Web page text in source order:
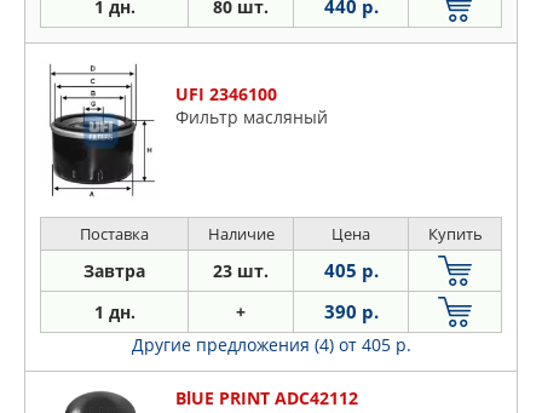
1 дн. 80 шт. 440 р.
UFI 2346100
Фильтр масляный
Поставка Наличие Цена Купить
Завтра 23 шт. 405 р.
1 дн. + 390 р.
Другие предложения (4) от 405 р.
BlUE PRINT ADC42112